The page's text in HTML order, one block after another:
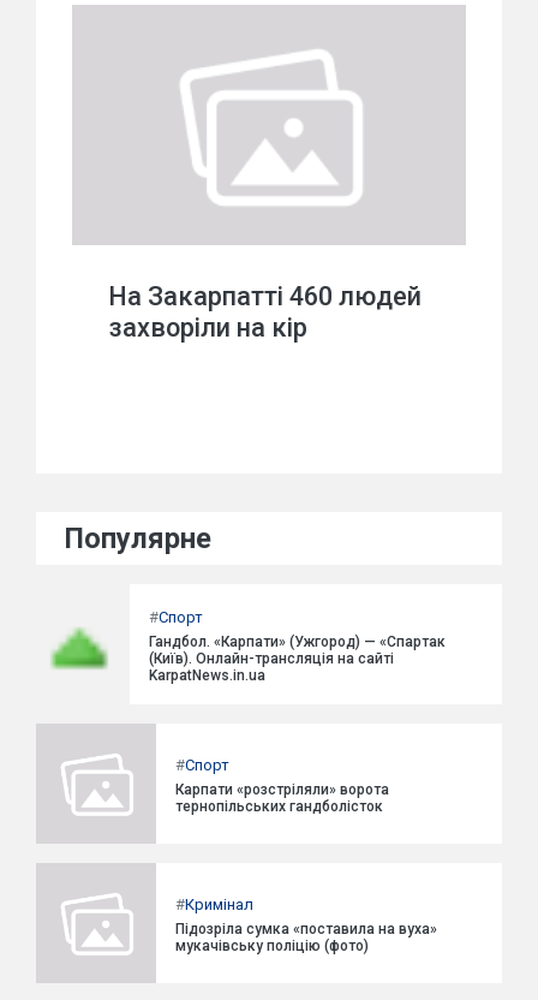
На Закарпатті 460 людей
захворіли на кір
Популярне
#Спорт
Гандбол. «Карпати» (Ужгород) — «Спартак
(Київ). Онлайн-трансляція на сайті
KarpatNews.in.ua
#Спорт
Карпати «розстріляли» ворота
тернопільських гандболісток
#Кримінал
Підозріла сумка «поставила на вуха»
мукачівську поліцію (фото)